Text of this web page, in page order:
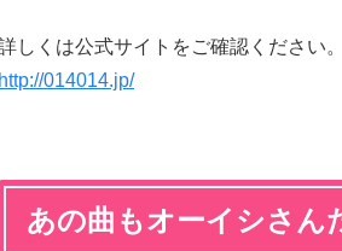
しくは公式サイトをご確認ください。
http://014014.jp/
あの曲もオーイシさん